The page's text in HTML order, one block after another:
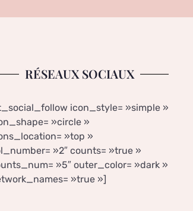
RÉSEAUX SOCIAUX
icon_style= »simple »
»circle »
»top »
»2″ counts= »true »
»5″ outer_color= »dark »
»true »]